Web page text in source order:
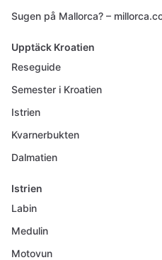
Sugen på Mallorca? –
Upptäck Kroatien
Reseguide
Semester i Kroatien
Istrien
Kvarnerbukten
Dalmatien
Istrien
Labin
Medulin
Motovun